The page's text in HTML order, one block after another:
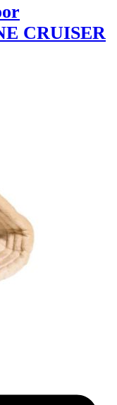
CRUISER